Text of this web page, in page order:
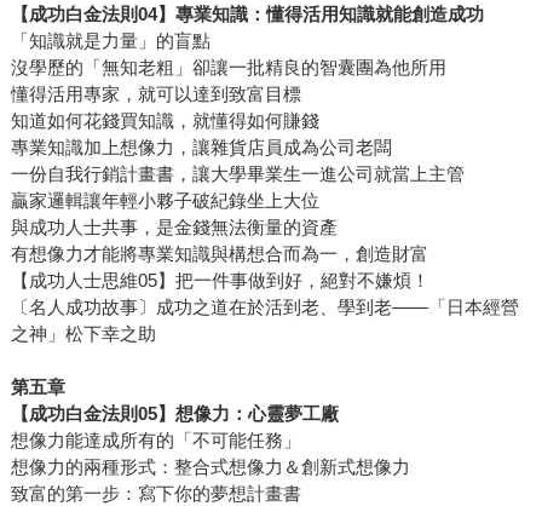
【成功白金法則04】專業知識：懂得活用知識就能創造成功
「知識就是力量」的盲點
沒學歷的「無知老粗」卻讓一批精良的智囊團為他所用
懂得活用專家，就可以達到致富目標
知道如何花錢買知識，就懂得如何賺錢
專業知識加上想像力，讓雜貨店員成為公司老闆
一份自我行銷計畫書，讓大學畢業生一進公司就當上主管
贏家邏輯讓年輕小夥子破紀錄坐上大位
與成功人士共事，是金錢無法衡量的資產
有想像力才能將專業知識與構想合而為一，創造財富
【成功人士思維05】把一件事做到好，絕對不嫌煩！
〔名人成功故事〕成功之道在於活到老、學到老——「日本經營
之神」松下幸之助
第五章
【成功白金法則05】想像力：心靈夢工廠
想像力能達成所有的「不可能任務」
想像力的兩種形式：整合式想像力＆創新式想像力
致富的第一步：寫下你的夢想計畫書